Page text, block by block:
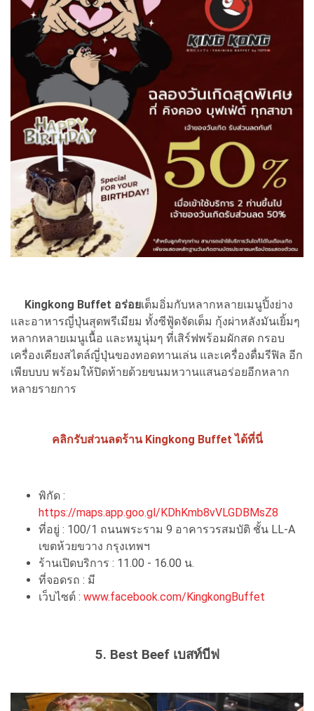
Kingkong Buffet อร่อยเต็มอิ่มกับหลากหลายเมนูปิ้งย่าง
และอาหารญี่ปุ่นสุดพรีเมียม ทั้งซีฟู้ดจัดเต็ม กุ้งผ่าหลังมันเยิ้มๆ
หลากหลายเมนูเนื้อ และหมูนุ่มๆ ที่เสิร์ฟพร้อมผักสด กรอบ
เครื่องเคียงสไตล์ญี่ปุ่นของทอดทานเล่น และเครื่องดื่มรีฟิล อีก
เพียบบบ พร้อมให้ปิดท้ายด้วยขนมหวานแสนอร่อยอีกหลาก
หลายรายการ
คลิกรับส่วนลดร้าน Kingkong Buffet ได้ที่นี่
พิกัด :
https://maps.app.goo.gl/KDhKmb8vVLGDBMsZ8
ที่อยู่ : 100/1 ถนนพระราม 9 อาคารวรสมบัติ ชั้น LL-A
เขตห้วยขวาง กรุงเทพฯ
ร้านเปิดบริการ : 11.00 - 16.00 น.
ที่จอดรถ : มี
เว็บไซต์ : www.facebook.com/KingkongBuffet
5. Best Beef เบสท์บีฟ